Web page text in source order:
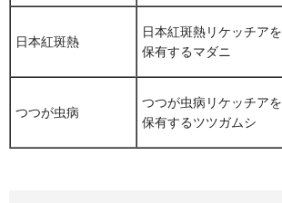
日本紅斑熱
日本紅斑熱リケッチアを
保有するマダニ
つつが虫病
つつが虫病リケッチアを
保有するツツガムシ